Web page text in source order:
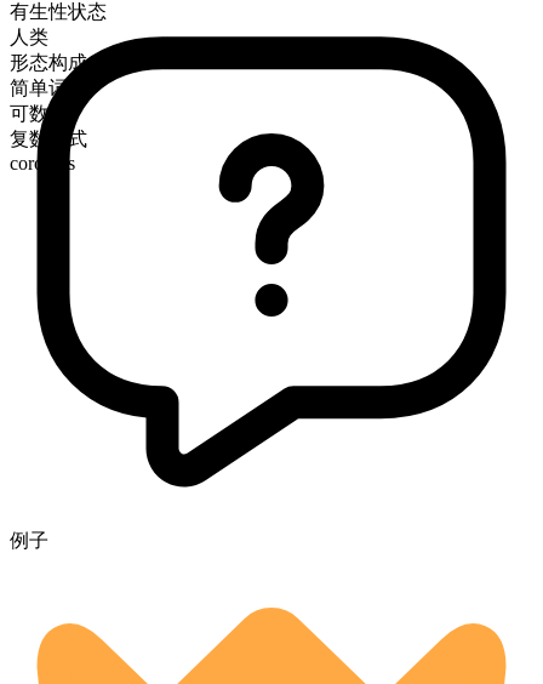
有生性状态
人类
形态构成
简单词
可数
复数形式
coroners
例子